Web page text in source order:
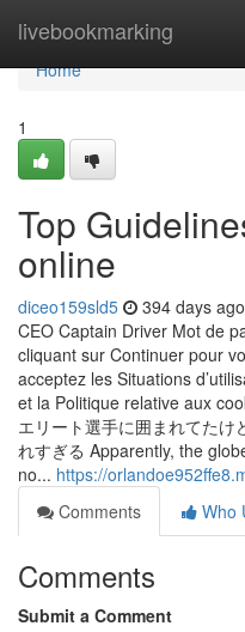
livebookmarking
Home
Home
1
Top
online
diceo159sld5 394 days ago
CEO Captain Driver Mot de
cliquant sur Continuer pour
acceptez les Situations
et la Politique relative aux
エリート選手に囲まれてたけ
れすぎる Apparently, the
no... https://
Comments
Who
Comments
Submit a Comment